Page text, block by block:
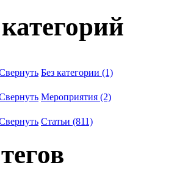
Без категории (1)
Мероприятия (2)
Статьи (811)